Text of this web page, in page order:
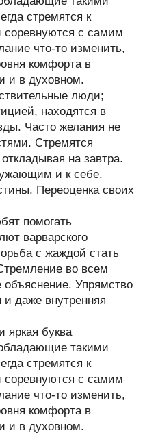
стремятся к
соревнуются с самим
что-то изменить,
комфорта в
и в духовном.
люди;
находятся в
Часто желания не
Стремятся
на завтра.
и к себе.
Переоценка своих
помогать
варварского
с жаждой стать
во всем
объяснение. Упрямство
даже внутренняя
буква
такими
стремятся к
соревнуются с самим
что-то изменить,
комфорта в
и в духовном.